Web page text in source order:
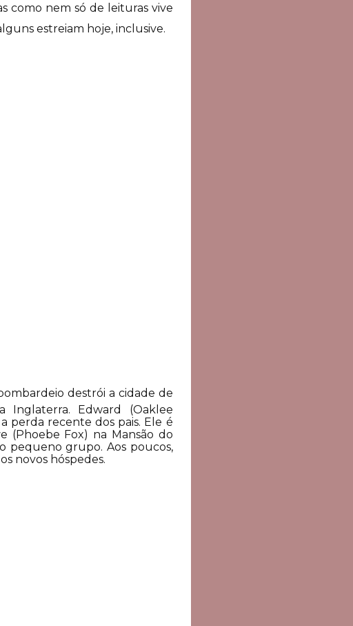
como nem só de leituras vive
estreiam hoje, inclusive.
destrói a cidade de
Inglaterra. Edward (Oaklee
perda recente dos pais. Ele é
(Phoebe Fox) na Mansão do
pequeno grupo. Aos poucos,
novos hóspedes.